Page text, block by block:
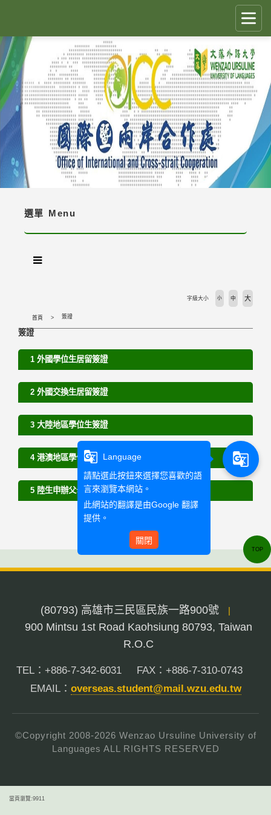
容
區
CLOSE ✕
國際生留臺計畫 PEGFIS
最新消息 Latest News
人員職掌 Job Description
境外生資訊與規定 Regulations
境外生入學資訊 Enrollment Information
外國學生專班 International Programs
學校首頁 WZU homepage
境外組首頁 SOSA Homepage
國合處首頁 OICC homepage
國際交流組 International Exchange Affairs
選單 Menu
首頁 簽證
字級大小 小 中 大
簽證
1 外國學位生居留簽證
2 外國交換生居留簽證
3 大陸地區學位生簽證
4 港澳地區學位生簽證
5 陸生申辦父母來台探親簽證
(80793) 高雄市三民區民族一路900號 |
900 Mintsu 1st Road Kaohsiung 80793, Taiwan
R.O.C
TEL：+886-7-342-6031
FAX：+886-7-310-0743
EMAIL： overseas.student@mail.wzu.edu.tw
©Copyright 2008-2026 Wenzao Ursuline University of
Languages ALL RIGHTS RESERVED
當頁瀏覽:9911
TOP
g_translate
Language
請點選此按鈕來選擇您喜歡的語
言來瀏覽本網站。
此網站的翻譯是由Google 翻譯
提供。
關閉
g_translate